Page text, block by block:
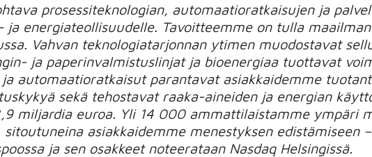
prosessiteknologian, automaatioratkaisujen ja
energiateollisuudelle. Tavoitteemme on tulla
Vahvan teknologiatarjonnan ytimen muodostavat
ja paperinvalmistuslinjat ja bioenergiaa tuottavat
automaatioratkaisut parantavat asiakkaidemme
sekä tehostavat raaka-aineiden ja energian
miljardia euroa. Yli 14 000 ammattilaistamme ympäri
asiakkaidemme menestyksen edistämiseen
ja sen osakkeet noteerataan Nasdaq Helsingissä.